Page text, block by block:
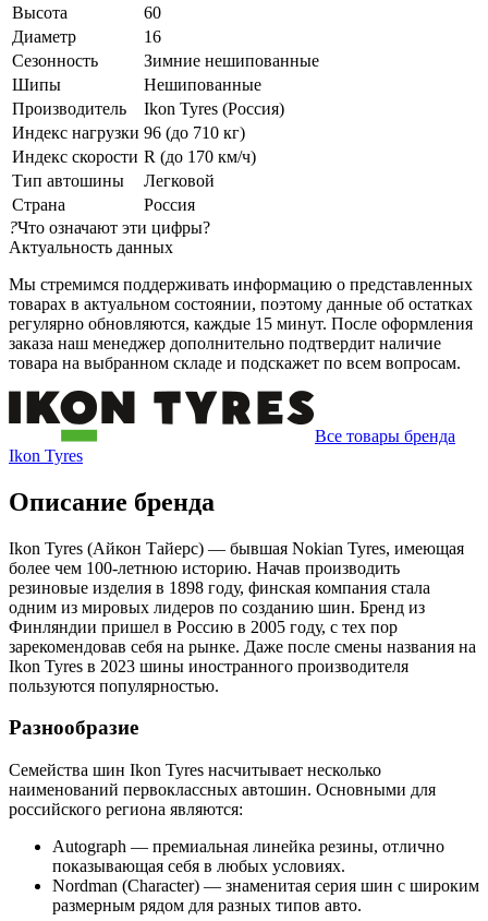
Высота
60
Диаметр
16
Сезонность
Зимние нешипованные
Шипы
Нешипованные
Производитель
Ikon Tyres (Россия)
Индекс нагрузки 96 (до 710 кг)
Индекс скорости R (до 170 км/ч)
Тип автошины
Легковой
Страна
Россия
?Что означают эти цифры?
Актуальность данных
Мы стремимся поддерживать информацию о представленных
товарах в актуальном состоянии, поэтому данные об остатках
регулярно обновляются, каждые 15 минут. После оформления
заказа наш менеджер дополнительно подтвердит наличие
товара на выбранном складе и подскажет по всем вопросам.
Все товары бренда
Ikon Tyres
Описание бренда
Ikon Tyres (Айкон Тайерс) — бывшая Nokian Tyres, имеющая
более чем 100-летнюю историю. Начав производить
резиновые изделия в 1898 году, финская компания стала
одним из мировых лидеров по созданию шин. Бренд из
Финляндии пришел в Россию в 2005 году, с тех пор
зарекомендовав себя на рынке. Даже после смены названия на
Ikon Tyres в 2023 шины иностранного производителя
пользуются популярностью.
Разнообразие
Семейства шин Ikon Tyres насчитывает несколько
наименований первоклассных автошин. Основными для
российского региона являются:
Autograph — премиальная линейка резины, отлично
показывающая себя в любых условиях.
Nordman (Character) — знаменитая серия шин с широким
размерным рядом для разных типов авто.